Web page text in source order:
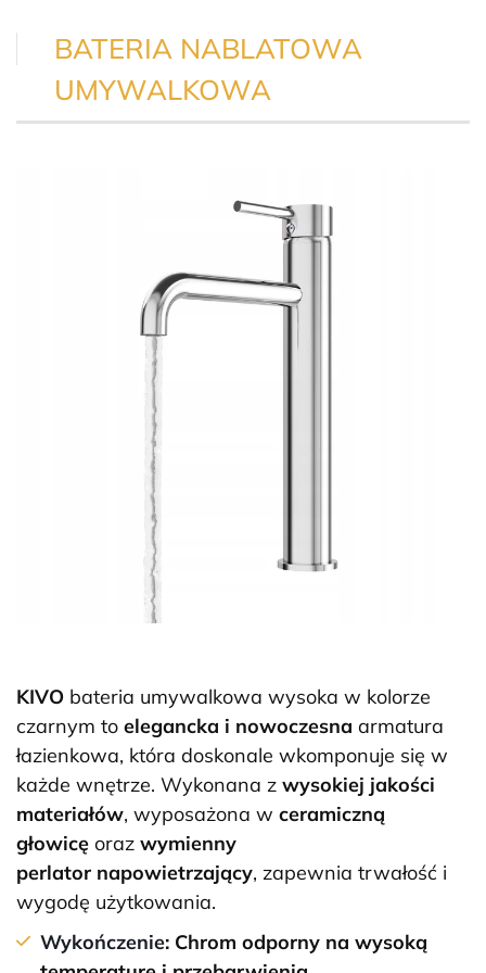
BATERIA NABLATOWA
UMYWALKOWA
KIVO bateria umywalkowa wysoka w kolorze
czarnym to elegancka i nowoczesna armatura
łazienkowa, która doskonale wkomponuje się w
każde wnętrze. Wykonana z wysokiej jakości
materiałów, wyposażona w ceramiczną
głowicę oraz wymienny
perlator napowietrzający, zapewnia trwałość i
wygodę użytkowania.
Wykończenie: Chrom odporny na wysoką